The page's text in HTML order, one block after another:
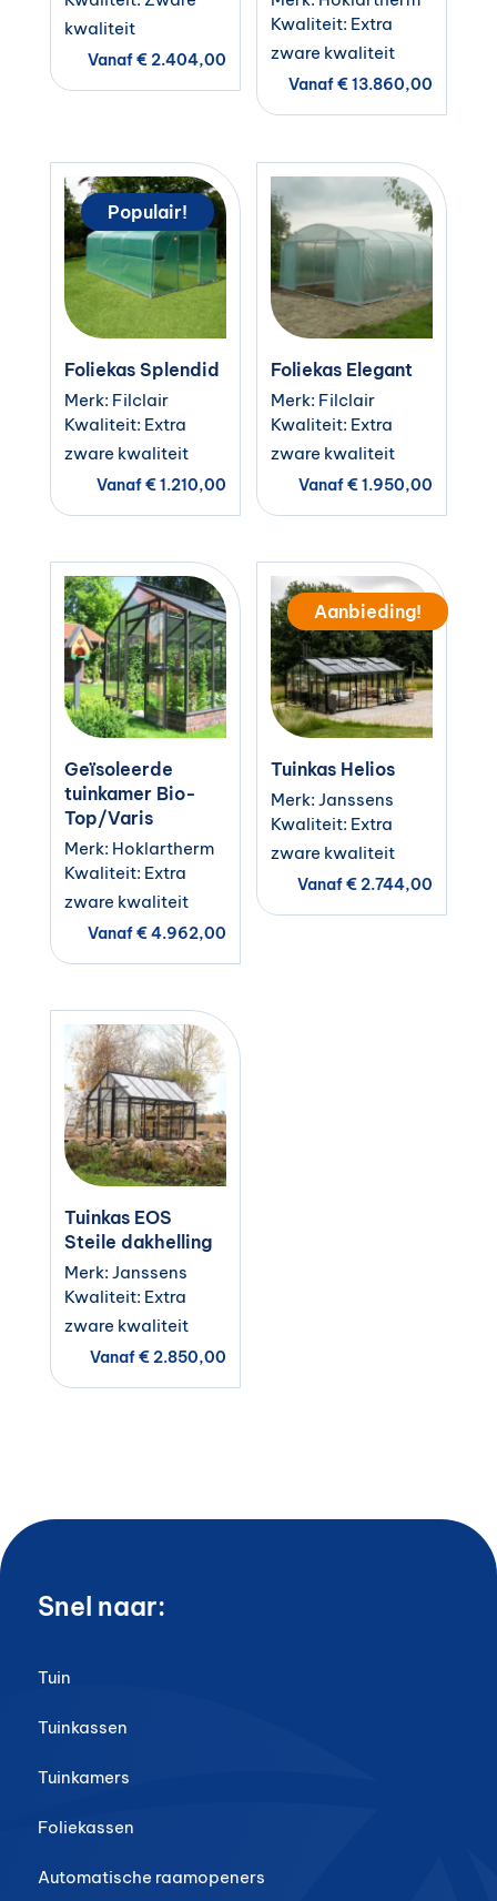
kwaliteit
Vanaf€2.404,00
Kwaliteit: Extra
zware kwaliteit
Vanaf€13.860,00
Populair!
Foliekas Splendid
Merk: Filclair
Kwaliteit: Extra
zware kwaliteit
Vanaf€1.210,00
Foliekas Elegant
Merk: Filclair
Kwaliteit: Extra
zware kwaliteit
Vanaf€1.950,00
Geïsoleerde
tuinkamer Bio-
Top/Varis
Merk: Hoklartherm
Kwaliteit: Extra
zware kwaliteit
Vanaf€4.962,00
Aanbieding!
Tuinkas Helios
Merk: Janssens
Kwaliteit: Extra
zware kwaliteit
Vanaf€ 2.744,00
Tuinkas EOS
Steile dakhelling
Merk: Janssens
Kwaliteit: Extra
zware kwaliteit
Vanaf€2.850,00
Snel naar:
Tuin
Tuinkassen
Tuinkamers
Foliekassen
Automatische raamopeners